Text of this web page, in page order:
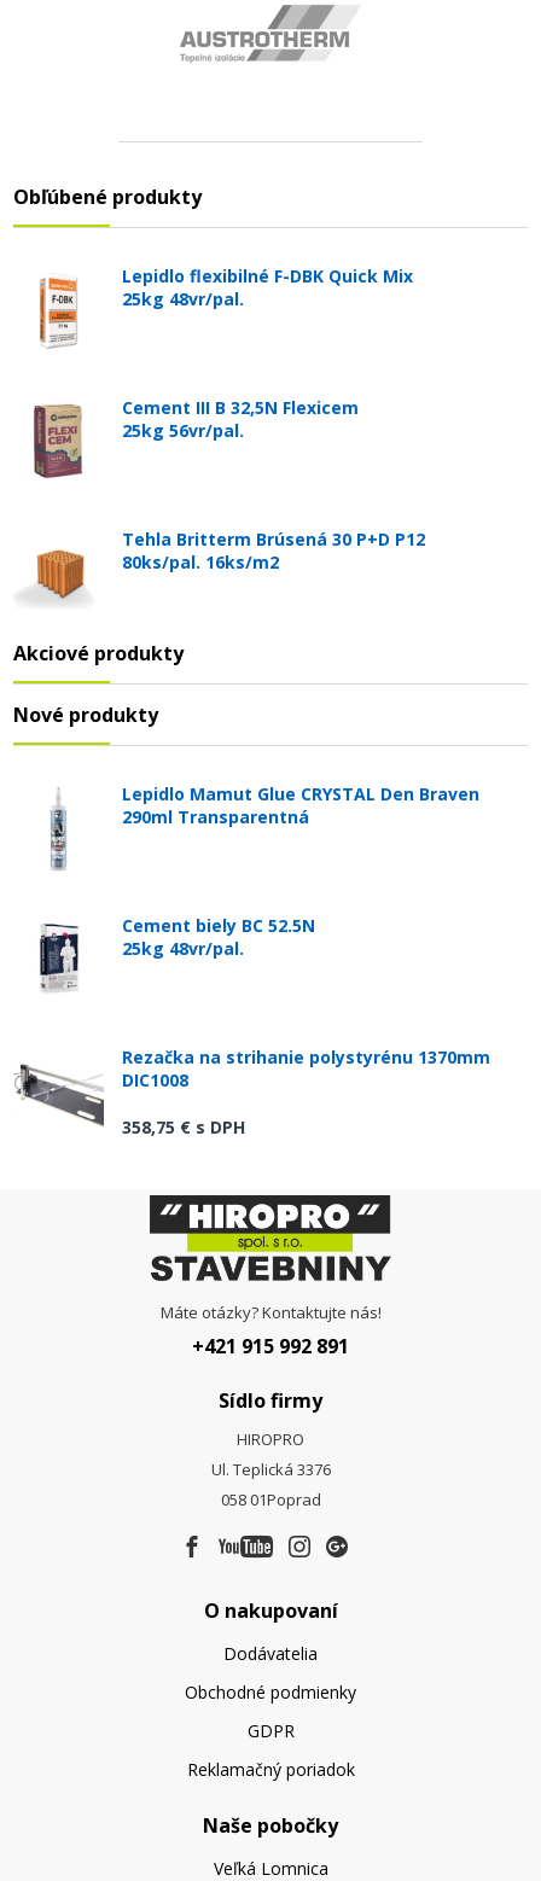
Obľúbené produkty
Lepidlo flexibilné F-DBK Quick Mix
25kg 48vr/pal.
Cement III B 32,5N Flexicem
25kg 56vr/pal.
Tehla Britterm Brúsená 30 P+D P12
80ks/pal. 16ks/m2
Akciové produkty
Nové produkty
Lepidlo Mamut Glue CRYSTAL Den Braven
290ml Transparentná
Cement biely BC 52.5N
25kg 48vr/pal.
Rezačka na strihanie polystyrénu 1370mm
DIC1008
358,75 € s DPH
Máte otázky? Kontaktujte nás!
+421 915 992 891
Sídlo firmy
HIROPRO
Ul. Teplická 3376
058 01Poprad
O nakupovaní
Dodávatelia
Obchodné podmienky
GDPR
Reklamačný poriadok
Naše pobočky
Veľká Lomnica